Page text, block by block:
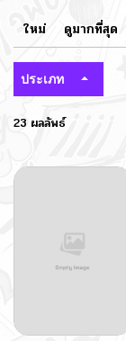
ใหม่ ดูมากที่สุด
ประเภท
23 ผลลัพธ์